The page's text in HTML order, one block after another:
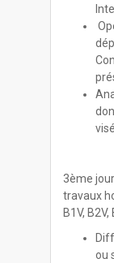
3ème
travaux
B1V,
ou